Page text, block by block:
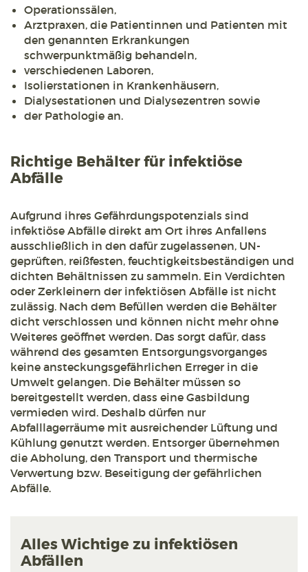
Operationssälen,
Arztpraxen, die Patientinnen und Patienten mit
den genannten Erkrankungen
schwerpunktmäßig behandeln,
verschiedenen Laboren,
Isolierstationen in Krankenhäusern,
Dialysestationen und Dialysezentren sowie
der Pathologie an.
Richtige Behälter für infektiöse
Abfälle
Aufgrund ihres Gefährdungspotenzials sind
infektiöse Abfälle direkt am Ort ihres Anfallens
ausschließlich in den dafür zugelassenen, UN-
geprüften, reißfesten, feuchtigkeitsbeständigen und
dichten Behältnissen zu sammeln. Ein Verdichten
oder Zerkleinern der infektiösen Abfälle ist nicht
zulässig. Nach dem Befüllen werden die Behälter
dicht verschlossen und können nicht mehr ohne
Weiteres geöffnet werden. Das sorgt dafür, dass
während des gesamten Entsorgungsvorganges
keine ansteckungsgefährlichen Erreger in die
Umwelt gelangen. Die Behälter müssen so
bereitgestellt werden, dass eine Gasbildung
vermieden wird. Deshalb dürfen nur
Abfalllagerräume mit ausreichender Lüftung und
Kühlung genutzt werden. Entsorger übernehmen
die Abholung, den Transport und thermische
Verwertung bzw. Beseitigung der gefährlichen
Abfälle.
Alles Wichtige zu infektiösen
Abfällen